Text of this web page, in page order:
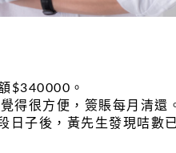
$340000。
得很方便，簽賬每月清還
子後，黃先生發現咭數